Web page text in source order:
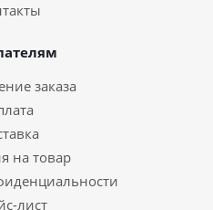
заказа
на товар
лист